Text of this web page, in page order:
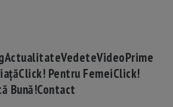
ActualitateVedeteVideoPrime
Click! Pentru FemeiClick!
Bună!Contact